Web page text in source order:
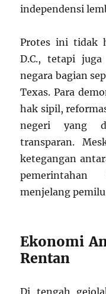
independensi
Protes ini tidak
D.C., tetapi
negara bagian
Texas. Para
hak sipil,
negeri yang
transparan.
ketegangan
menjelang
Ekonomi
Rentan
Di tengah